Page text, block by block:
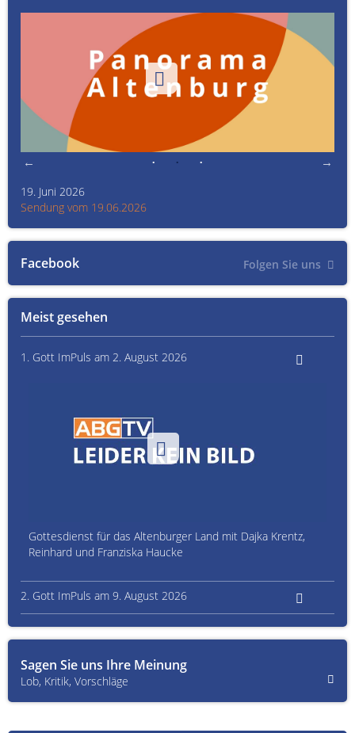
Meist gesehen
1. Gott ImPuls am 2. August 2026
Gottesdienst für das Altenburger Land mit Dajka Krentz,
Reinhard und Franziska Haucke
2. Gott ImPuls am 9. August 2026
Facebook Folgen Sie uns
19. Juni 2026
Sendung vom 19.06.2026
Sagen Sie uns Ihre Meinung
Lob, Kritik, Vorschläge